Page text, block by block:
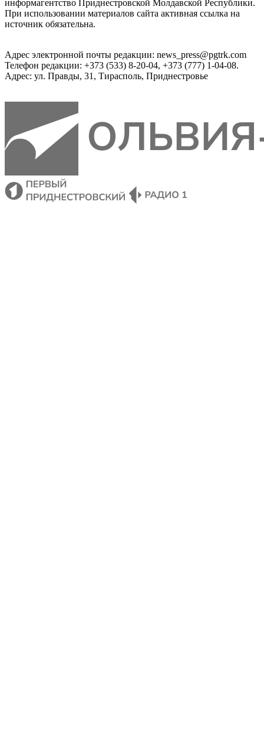
информагентство Приднестровской Молдавской Республики.
При использовании материалов сайта активная ссылка на
источник обязательна.
Адрес электронной почты редакции: news_press@pgtrk.com
Телефон редакции: +373 (533) 8-20-04, +373 (777) 1-04-08.
Адрес: ул. Правды, 31, Тирасполь, Приднестровье